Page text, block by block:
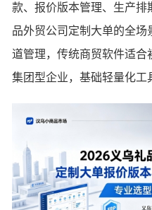
款、报价版本管理、生产排
品外贸公司定制大单的全
道管理，传统商贸软件适
集团型企业，基础轻量化工